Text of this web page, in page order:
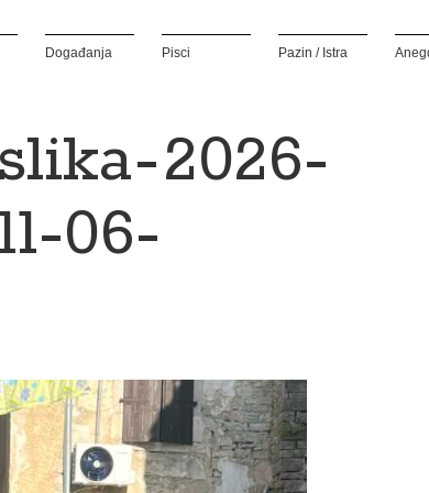
Događanja Pisci Pazin / Istra
06-